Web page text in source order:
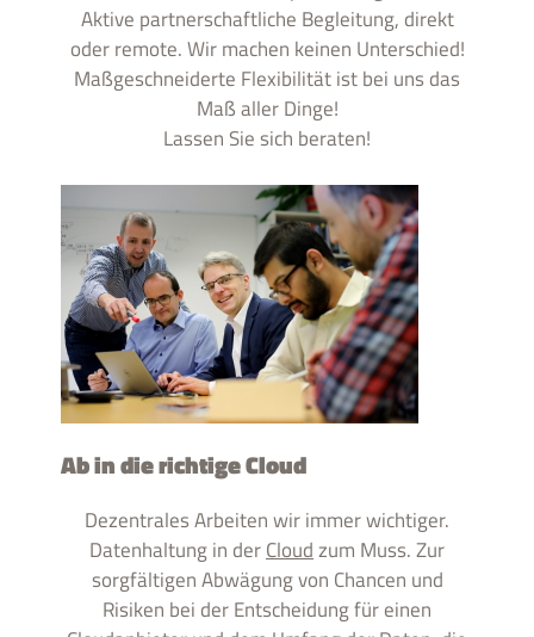
Aktive partnerschaftliche Begleitung, direkt
oder remote. Wir machen keinen Unterschied!
Maßgeschneiderte Flexibilität ist bei uns das
Maß aller Dinge!
Lassen Sie sich beraten!
Ab in die richtige Cloud
Dezentrales Arbeiten wir immer wichtiger.
Datenhaltung in derCloudzum Muss. Zur
sorgfältigen Abwägung von Chancen und
Risiken bei der Entscheidung für einen